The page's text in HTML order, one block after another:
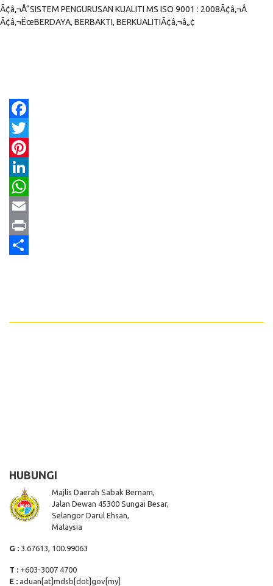
Ã¢â‚¬Å“SISTEM PENGURUSAN KUALITI MS ISO 9001 : 2008Ã¢â‚¬Â
Ã¢â‚¬ËœBERDAYA, BERBAKTI, BERKUALITIÃ¢â‚¬â„¢
Facebook
Twitter
Pinterest
LinkedIn
WhatsApp
Email
Print
HUBUNGI
Majlis Daerah Sabak Bernam,
Jalan Dewan 45300 Sungai Besar,
Selangor Darul Ehsan,
Malaysia
G : 3.67613, 100.99063
T : +603-3007 4700
E : aduan[at]mdsb[dot]gov[my]